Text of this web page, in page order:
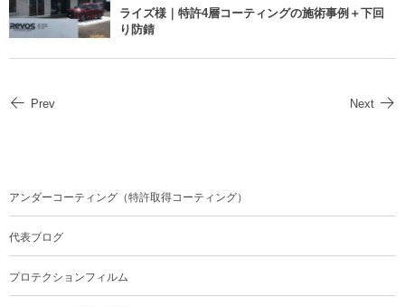
ライズ様｜特許4層コーティングの施術事例＋下回
り防錆
Prev Next
アンダーコーティング（特許取得コーティング）
代表ブログ
プロテクションフィルム